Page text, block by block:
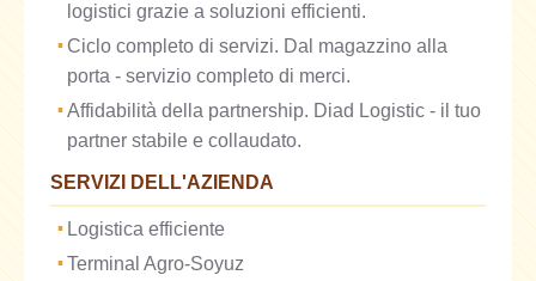
logistici grazie a soluzioni efficienti.
Ciclo completo di servizi. Dal magazzino alla
porta - servizio completo di merci.
Affidabilità della partnership. Diad Logistic - il tuo
partner stabile e collaudato.
SERVIZI DELL'AZIENDA
Logistica efficiente
Terminal Agro-Soyuz